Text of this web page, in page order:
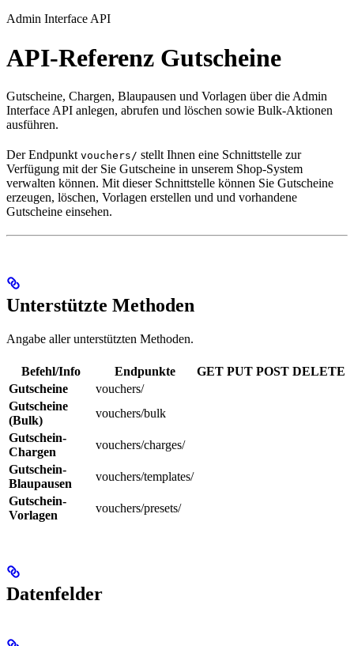
Admin Interface API
API-Referenz Gutscheine
Gutscheine, Chargen, Blaupausen und Vorlagen über die Admin
Interface API anlegen, abrufen und löschen sowie Bulk-Aktionen
ausführen.
Der Endpunkt vouchers/ stellt Ihnen eine Schnittstelle zur
Verfügung mit der Sie Gutscheine in unserem Shop-System
verwalten können. Mit dieser Schnittstelle können Sie Gutscheine
erzeugen, löschen, Vorlagen erstellen und und vorhandene
Gutscheine einsehen.
Unterstützte Methoden
Angabe aller unterstützten Methoden.
Befehl/Info Endpunkte GET PUT POST DELETE
Gutscheine
vouchers/
Gutscheine
(Bulk)
vouchers/bulk
Gutschein-
Chargen
vouchers/charges/
Gutschein-
Blaupausen
vouchers/templates/
Gutschein-
Vorlagen
vouchers/presets/
Datenfelder